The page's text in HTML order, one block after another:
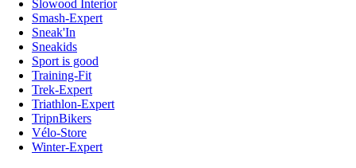
Slowood Interior
Smash-Expert
Sneak'In
Sneakids
Sport is good
Training-Fit
Trek-Expert
Triathlon-Expert
TripnBikers
Vélo-Store
Winter-Expert